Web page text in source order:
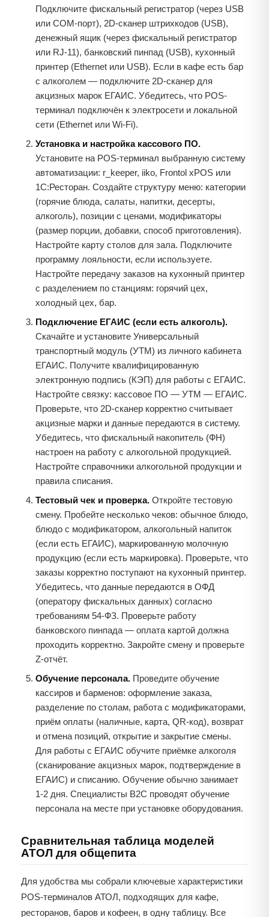
Подключите фискальный регистратор (через USB
или COM-порт), 2D-сканер штрихкодов (USB),
денежный ящик (через фискальный регистратор
или RJ-11), банковский пинпад (USB), кухонный
принтер (Ethernet или USB). Если в кафе есть бар
с алкоголем — подключите 2D-сканер для
акцизных марок ЕГАИС. Убедитесь, что POS-
терминал подключён к электросети и локальной
сети (Ethernet или Wi-Fi).
Установка и настройка кассового ПО.
Установите на POS-терминал выбранную систему
автоматизации: r_keeper, iiko, Frontol xPOS или
1С:Ресторан. Создайте структуру меню: категории
(горячие блюда, салаты, напитки, десерты,
алкоголь), позиции с ценами, модификаторы
(размер порции, добавки, способ приготовления).
Настройте карту столов для зала. Подключите
программу лояльности, если используете.
Настройте передачу заказов на кухонный принтер
с разделением по станциям: горячий цех,
холодный цех, бар.
Подключение ЕГАИС (если есть алкоголь).
Скачайте и установите Универсальный
транспортный модуль (УТМ) из личного кабинета
ЕГАИС. Получите квалифицированную
электронную подпись (КЭП) для работы с ЕГАИС.
Настройте связку: кассовое ПО — УТМ — ЕГАИС.
Проверьте, что 2D-сканер корректно считывает
акцизные марки и данные передаются в систему.
Убедитесь, что фискальный накопитель (ФН)
настроен на работу с алкогольной продукцией.
Настройте справочники алкогольной продукции и
правила списания.
Тестовый чек и проверка. Откройте тестовую
смену. Пробейте несколько чеков: обычное блюдо,
блюдо с модификатором, алкогольный напиток
(если есть ЕГАИС), маркированную молочную
продукцию (если есть маркировка). Проверьте, что
заказы корректно поступают на кухонный принтер.
Убедитесь, что данные передаются в ОФД
(оператору фискальных данных) согласно
требованиям 54-ФЗ. Проверьте работу
банковского пинпада — оплата картой должна
проходить корректно. Закройте смену и проверьте
Z-отчёт.
Обучение персонала. Проведите обучение
кассиров и барменов: оформление заказа,
разделение по столам, работа с модификаторами,
приём оплаты (наличные, карта, QR-код), возврат
и отмена позиций, открытие и закрытие смены.
Для работы с ЕГАИС обучите приёмке алкоголя
(сканирование акцизных марок, подтверждение в
ЕГАИС) и списанию. Обучение обычно занимает
1-2 дня. Специалисты B2C проводят обучение
персонала на месте при установке оборудования.
Сравнительная таблица моделей
АТОЛ для общепита
Для удобства мы собрали ключевые характеристики
POS-терминалов АТОЛ, подходящих для кафе,
ресторанов, баров и кофеен, в одну таблицу. Все